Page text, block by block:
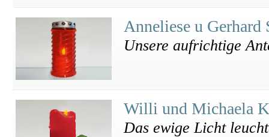
Anneliese u Gerhard
Unsere aufrichtige
Willi und Michaela
Das ewige Licht